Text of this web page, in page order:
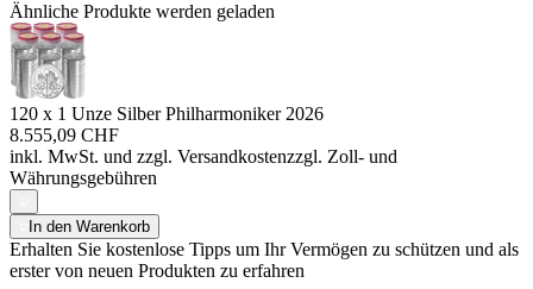
Ähnliche Produkte werden geladen
120 x 1 Unze Silber Philharmoniker 2026
8.555,09 CHF
inkl. MwSt. und zzgl. Versandkostenzzgl. Zoll- und
Währungsgebühren
In den Warenkorb
Erhalten Sie kostenlose Tipps um Ihr Vermögen zu schützen und als
erster von neuen Produkten zu erfahren